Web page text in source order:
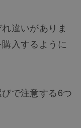
違いがありま
入するように
で注意する6つ